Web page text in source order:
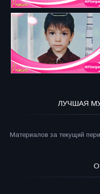
ЛУЧШАЯ
Материалов за текущий